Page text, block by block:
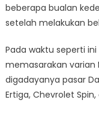
beberapa bualan
setelah melakukan
Pada waktu seperti
memasarakan varian
digadayanya pasar
Ertiga, Chevrolet